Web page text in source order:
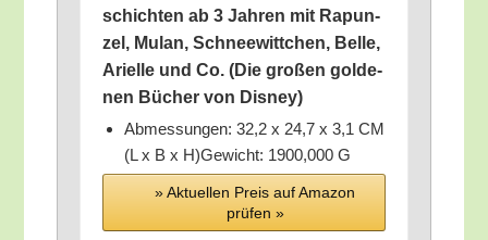
schich­ten ab 3 Jah­ren mit Rapun­
zel, Mulan, Schnee­witt­chen, Bel­le,
Ari­el­le und Co. (Die gro­ßen gol­de­
nen Bücher von Disney)
Abmes­sun­gen: 32,2 x 24,7 x 3,1 CM
(L x B x H)Gewicht: 1900,000 G
» Aktu­el­len Preis auf Ama­zon
prü­fen »